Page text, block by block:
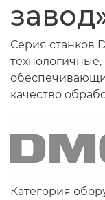
Серия станков
технологичные,
качество
Категория